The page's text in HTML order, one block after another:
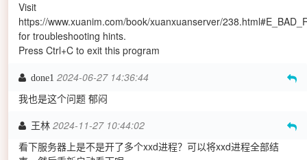
Visit
https://www.xuanim.com/book/xuanxuanserver/
for troubleshooting hints.
Press Ctrl+C to exit this program
done1 2024-06-27 14:36:44
我也是这个问题 郁闷
王林 2024-11-27 10:44:02
看下服务器上是不是开了多个xxd进程？可以将xxd进程全部结